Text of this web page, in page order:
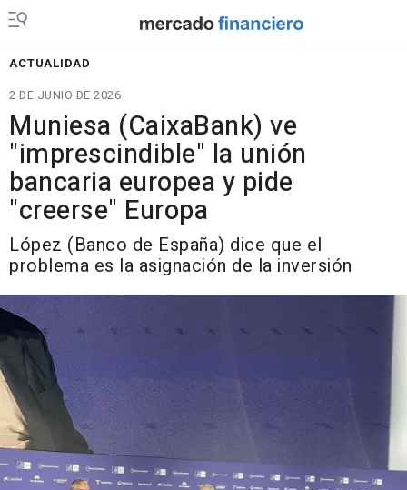
ACTUALIDAD
2 DE JUNIO DE 2026
Muniesa (CaixaBank) ve
"imprescindible" la unión
bancaria europea y pide
"creerse" Europa
López (Banco de España) dice que el
problema es la asignación de la inversión